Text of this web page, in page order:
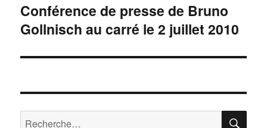
Publication
suivante :
Conférence de presse de Bruno
Gollnisch au carré le 2 juillet 2010
Recherche